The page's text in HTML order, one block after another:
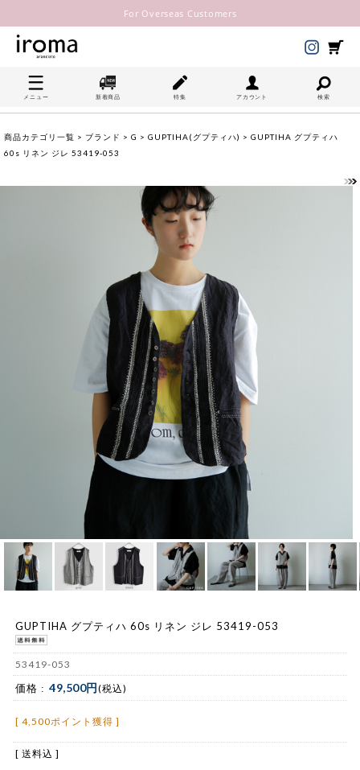
For Overseas Customers
メニュー 新着商品 特集 アカウント 検索
商品カテゴリ一覧 > ブランド > G > GUPTIHA(グプティハ) > GUPTIHA グプティハ
60s リネン ジレ 53419-053
GUPTIHA グプティハ 60s リネン ジレ 53419-053
53419-053
価格 : 49,500円 (税込)
[ 4,500ポイント獲得 ]
[ 送料込 ]